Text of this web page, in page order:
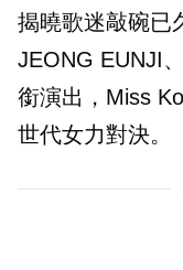
揭曉歌迷敲碗已
JEONG EUNJI
銜演出，Miss
世代女力對決。